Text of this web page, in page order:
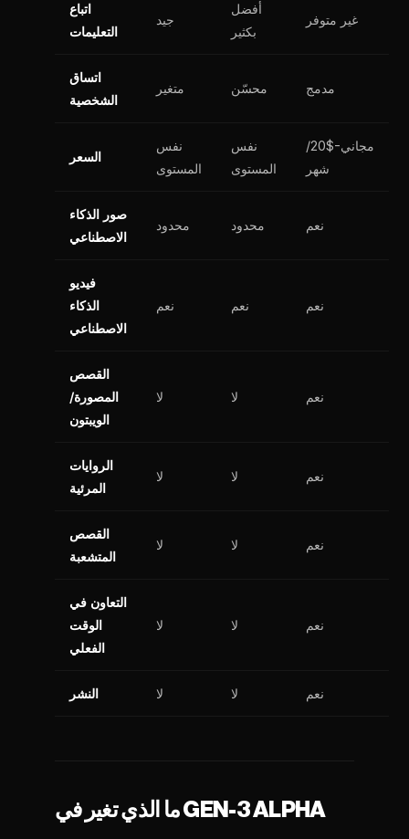
اتباع
التعليمات
جيد
أفضل
بكثير
غير متوفر
اتساق
الشخصية
متغير محسّن مدمج
السعر
نفس
المستوى
نفس
المستوى
مجاني-$20/
شهر
صور الذكاء
الاصطناعي
محدود محدود نعم
فيديو
الذكاء
الاصطناعي
نعم نعم نعم
القصص
المصورة/
الويبتون
لا لا نعم
الروايات
المرئية
لا لا نعم
القصص
المتشعبة
لا لا نعم
التعاون في
الوقت
الفعلي
لا لا نعم
النشر لا لا نعم
ما الذي تغير في GEN-3 ALPHA